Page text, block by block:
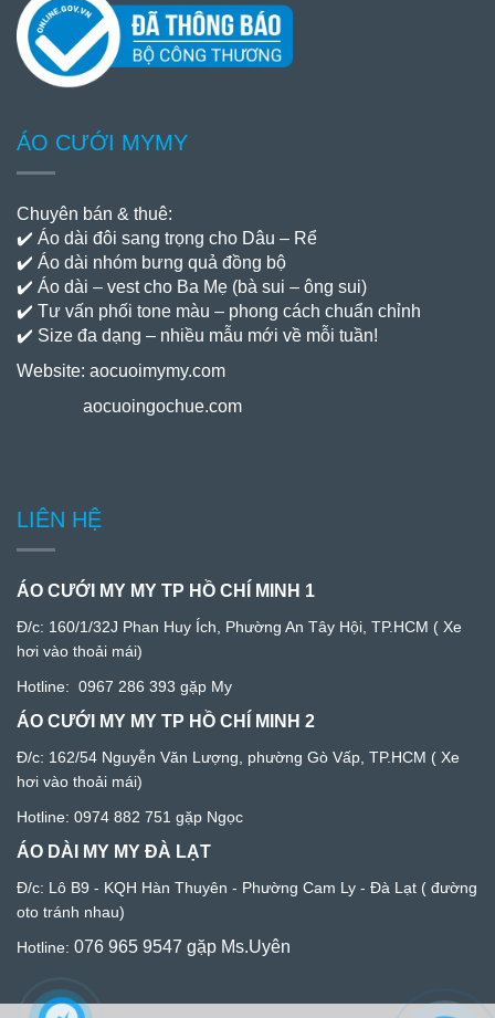
ÁO CƯỚI MYMY
Chuyên bán & thuê:
✔️ Áo dài đôi sang trọng cho Dâu – Rể
✔️ Áo dài nhóm bưng quả đồng bộ
✔️ Áo dài – vest cho Ba Mẹ (bà sui – ông sui)
✔️ Tư vấn phối tone màu – phong cách chuẩn chỉnh
✔️ Size đa dạng – nhiều mẫu mới về mỗi tuần!
Website: aocuoimymy.com
aocuoingochue.com
LIÊN HỆ
ÁO CƯỚI MY MY TP HỒ CHÍ MINH 1
Đ/c: 160/1/32J Phan Huy Ích, Phường An Tây Hội, TP.HCM ( Xe
hơi vào thoải mái)
Hotline: 0967 286 393 gặp My
ÁO CƯỚI MY MY TP HỒ CHÍ MINH 2
Đ/c: 162/54 Nguyễn Văn Lượng, phường Gò Vấp, TP.HCM ( Xe
hơi vào thoải mái)
Hotline: 0974 882 751 gặp Ngọc
ÁO DÀI MY MY ĐÀ LẠT
Đ/c: Lô B9 - KQH Hàn Thuyên - Phường Cam Ly - Đà Lạt ( đường
oto tránh nhau)
Hotline: 076 965 9547 gặp Ms.Uyên